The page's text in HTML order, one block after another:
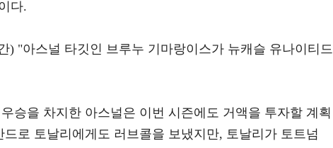
다.
) "아스널 타깃인 브루누 기마랑이스가 뉴캐슬 유나이티드
승을 차지한 아스널은 이번 시즌에도 거액을 투자할 계획
로 토날리에게도 러브콜을 보냈지만, 토날리가 토트넘